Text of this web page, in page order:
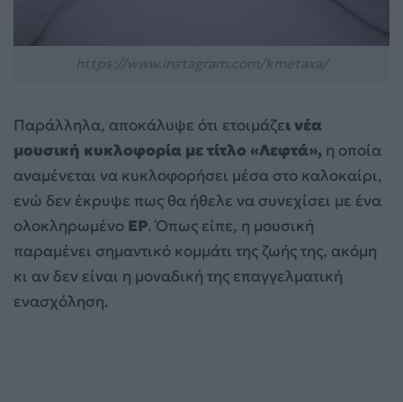
Παράλληλα, αποκάλυψε ότι ετοιμάζει νέα
μουσική κυκλοφορία με τίτλο «Λεφτά», η οποία
αναμένεται να κυκλοφορήσει μέσα στο καλοκαίρι,
ενώ δεν έκρυψε πως θα ήθελε να συνεχίσει με ένα
ολοκληρωμένο EP. Όπως είπε, η μουσική
παραμένει σημαντικό κομμάτι της ζωής της, ακόμη
κι αν δεν είναι η μοναδική της επαγγελματική
ενασχόληση.